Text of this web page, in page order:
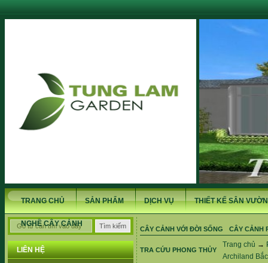
TRANG CHỦ SẢN PHẨM DỊCH VỤ THIẾT KẾ SÂN VƯỜN
NGHỀ CÂY CẢNH
LIÊN HỆ
CÂY CẢNH VỚI ĐỜI SỐNG CÂY CẢNH
TRA CỨU PHONG THỦY
Trang chủ →
Archiland